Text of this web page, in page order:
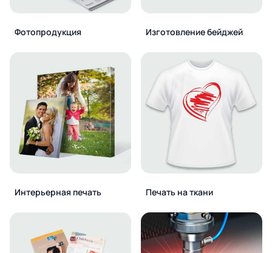
Фотопродукция Изготовление бейджей
Интерьерная печать Печать на ткани